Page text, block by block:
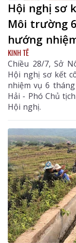
Hội nghị sơ
Môi trường
hướng
KINH TẾ
Chiều 28/7, Sở
Hội nghị sơ kết
nhiệm vụ 6
Hải - Phó Chủ
Hội nghị.